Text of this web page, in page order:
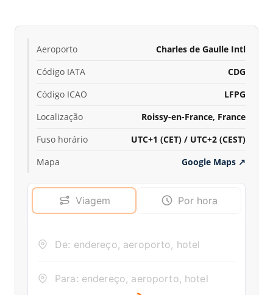
Aeroporto
Charles de Gaulle Intl
Código IATA
CDG
Código ICAO
LFPG
Localização
Roissy-en-France, France
Fuso horário
UTC+1 (CET) / UTC+2 (CEST)
Mapa
Google Maps ↗